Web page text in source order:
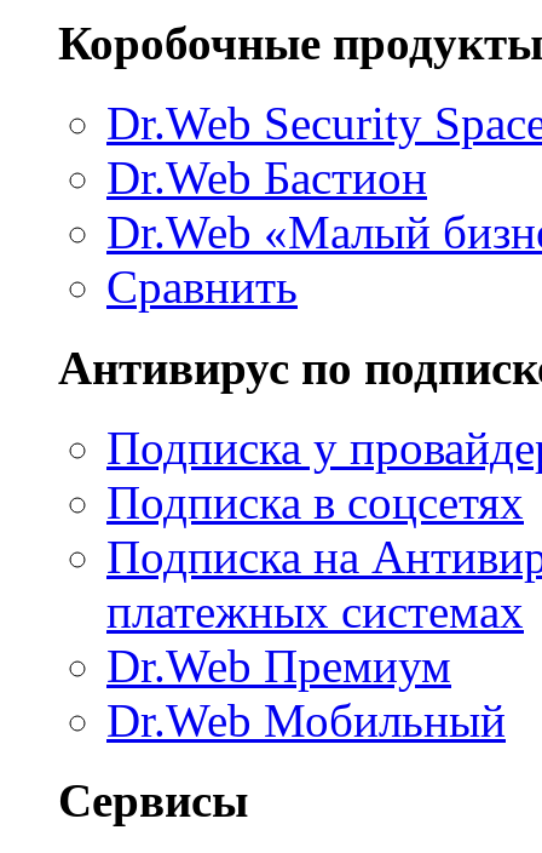
Коробочные продукты
Dr.Web Security
Dr.Web Бастион
Dr.Web «Малый
Сравнить
Антивирус по
Подписка у
Подписка в соцсетях
Подписка на
платежных системах
Dr.Web Премиум
Dr.Web Мобильный
Сервисы